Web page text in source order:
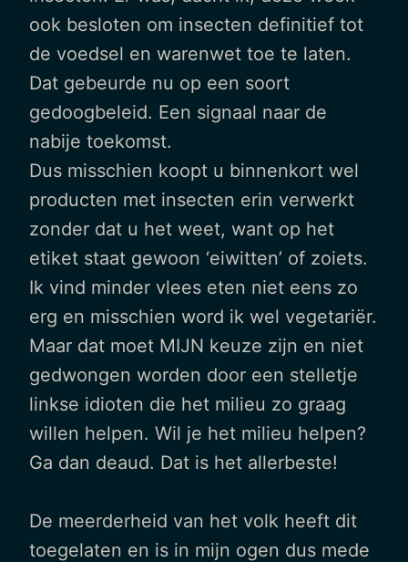
ook besloten om insecten definitief tot
de voedsel en warenwet toe te laten.
Dat gebeurde nu op een soort
gedoogbeleid. Een signaal naar de
nabije toekomst.
Dus misschien koopt u binnenkort wel
producten met insecten erin verwerkt
zonder dat u het weet, want op het
etiket staat gewoon ‘eiwitten’ of zoiets.
Ik vind minder vlees eten niet eens zo
erg en misschien word ik wel vegetariër.
Maar dat moet MIJN keuze zijn en niet
gedwongen worden door een stelletje
linkse idioten die het milieu zo graag
willen helpen. Wil je het milieu helpen?
Ga dan deaud. Dat is het allerbeste!
De meerderheid van het volk heeft dit
toegelaten en is in mijn ogen dus mede